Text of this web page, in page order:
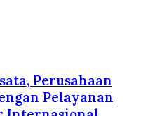
Perusahaan
Pelayanan